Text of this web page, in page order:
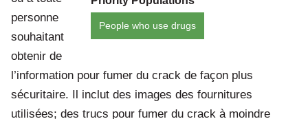
People who use drugs
personne
souhaitant
obtenir de
l’information pour fumer du crack de façon plus
sécuritaire. Il inclut des images des fournitures
utilisées; des trucs pour fumer du crack à moindre